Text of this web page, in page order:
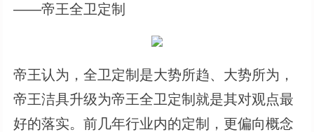
——帝王全卫定制
帝王认为，全卫定制是大势所趋、大势所为，
帝王洁具升级为帝王全卫定制就是其对观点最
好的落实。前几年行业内的定制，更偏向概念